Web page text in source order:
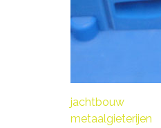
jachtbouw
metaalgieterijen